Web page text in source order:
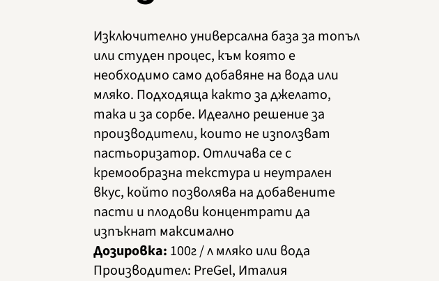
Изключително универсална база за топъл
или студен процес, към която е
необходимо само добавяне на вода или
мляко. Подходяща както за джелато,
така и за сорбе. Идеално решение за
производители, които не използват
пастьоризатор. Отличава се с
кремообразна текстура и неутрален
вкус, който позволява на добавените
пасти и плодови концентрати да
изпъкнат максимално
Дозировка: 100г / л мляко или вода
Производител: PreGel, Италия